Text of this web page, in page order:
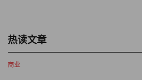
申报方式：
1. 点击此处
热读文章
商业